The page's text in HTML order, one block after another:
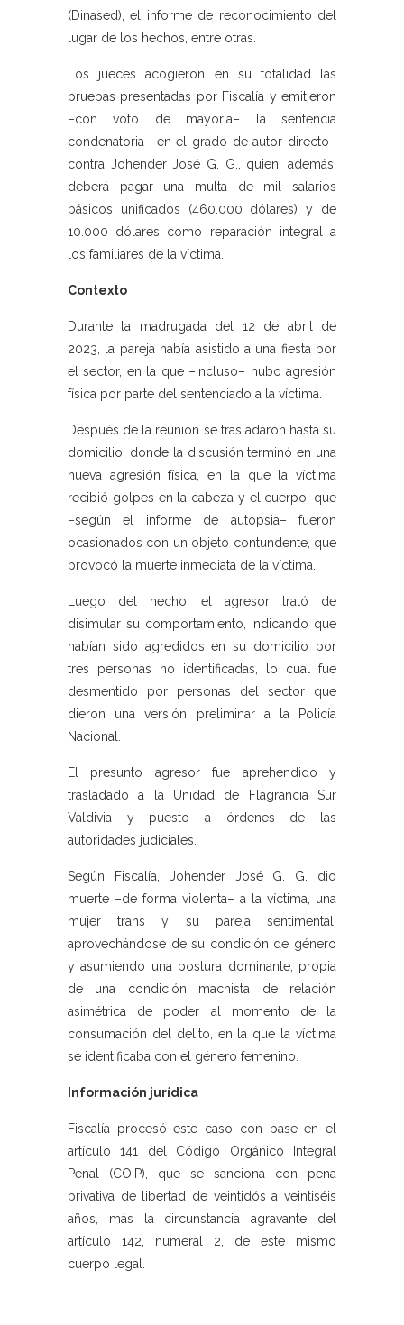
(Dinased), el informe de reconocimiento del
lugar de los hechos, entre otras.
Los jueces acogieron en su totalidad las
pruebas presentadas por Fiscalía y emitieron
–con voto de mayoría– la sentencia
condenatoria –en el grado de autor directo–
contra Johender José G. G., quien, además,
deberá pagar una multa de mil salarios
básicos unificados (460.000 dólares) y de
10.000 dólares como reparación integral a
los familiares de la víctima.
Contexto
Durante la madrugada del 12 de abril de
2023, la pareja había asistido a una fiesta por
el sector, en la que –incluso– hubo agresión
física por parte del sentenciado a la víctima.
Después de la reunión se trasladaron hasta su
domicilio, donde la discusión terminó en una
nueva agresión física, en la que la víctima
recibió golpes en la cabeza y el cuerpo, que
–según el informe de autopsia– fueron
ocasionados con un objeto contundente, que
provocó la muerte inmediata de la víctima.
Luego del hecho, el agresor trató de
disimular su comportamiento, indicando que
habían sido agredidos en su domicilio por
tres personas no identificadas, lo cual fue
desmentido por personas del sector que
dieron una versión preliminar a la Policía
Nacional.
El presunto agresor fue aprehendido y
trasladado a la Unidad de Flagrancia Sur
Valdivia y puesto a órdenes de las
autoridades judiciales.
Según Fiscalía, Johender José G. G. dio
muerte –de forma violenta– a la víctima, una
mujer trans y su pareja sentimental,
aprovechándose de su condición de género
y asumiendo una postura dominante, propia
de una condición machista de relación
asimétrica de poder al momento de la
consumación del delito, en la que la víctima
se identificaba con el género femenino.
Información jurídica
Fiscalía procesó este caso con base en el
artículo 141 del Código Orgánico Integral
Penal (COIP), que se sanciona con pena
privativa de libertad de veintidós a veintiséis
años, más la circunstancia agravante del
artículo 142, numeral 2, de este mismo
cuerpo legal.